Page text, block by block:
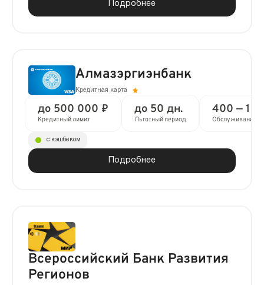
Подробнее
Алмазэргиэнбанк
Кредитная карта
до 500 000 ₽
Кредитный лимит
до 50 дн.
Льготный период
400 — 1
Обслуживание
Подробнее
с кэшбеком
Всероссийский Банк Развития
Регионов